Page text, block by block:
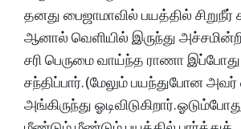
தனது பைஜாமாவில் பயத்தில் சிறுநீர்
ஆனால் வெளியில் இருந்து அச்சமின்றி
சரி பெருமை வாய்ந்த ராணா
சந்திப்பார். (மேலும் பயந்துபோன
அங்கிருந்து ஓடிவிடுகிறார்.